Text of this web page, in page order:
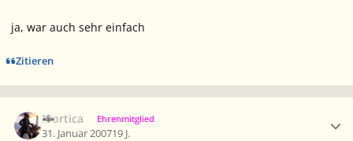
ja, war auch sehr einfach
Zitieren
Mortica Ehrenmitglied
31. Januar 200719 J.